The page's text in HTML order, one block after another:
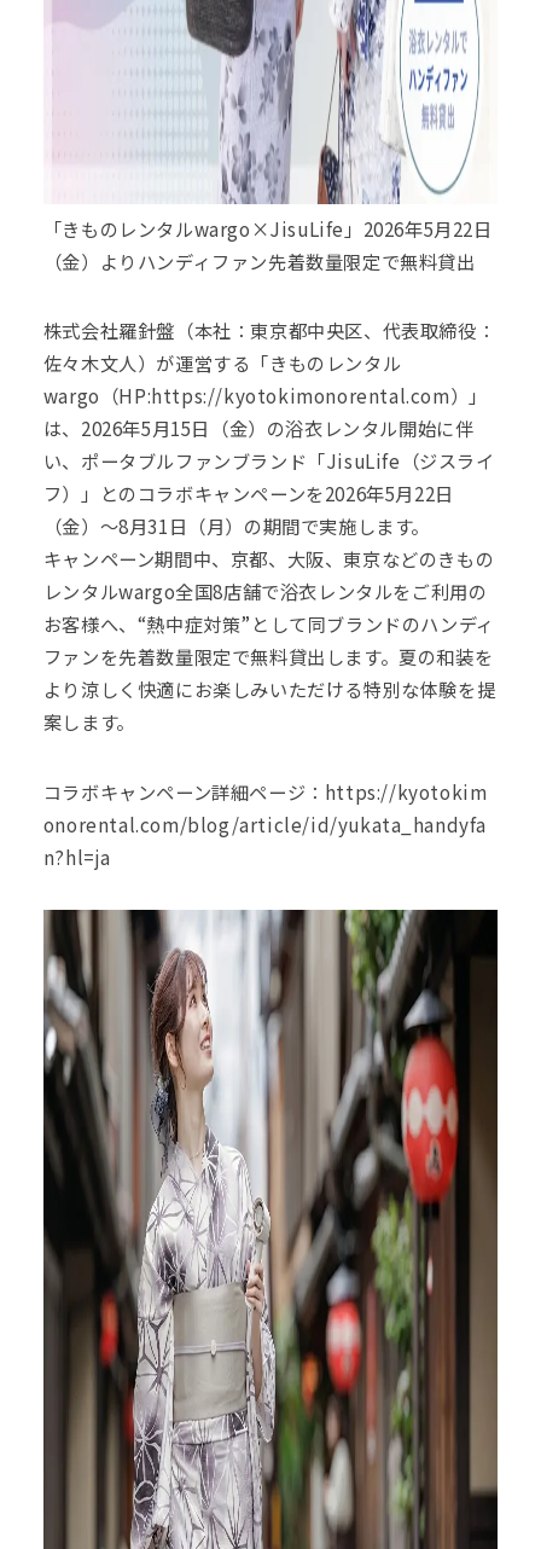
「きものレンタルwargo×JisuLife」2026年5月22日
（金）よりハンディファン先着数量限定で無料貸出
株式会社羅針盤（本社：東京都中央区、代表取締役：
佐々木文人）が運営する「きものレンタル
wargo（HP:https://kyotokimonorental.com）」
は、2026年5月15日（金）の浴衣レンタル開始に伴
い、ポータブルファンブランド「JisuLife（ジスライ
フ）」とのコラボキャンペーンを2026年5月22日
（金）～8月31日（月）の期間で実施します。
キャンペーン期間中、京都、大阪、東京などのきもの
レンタルwargo全国8店舗で浴衣レンタルをご利用の
お客様へ、“熱中症対策”として同ブランドのハンディ
ファンを先着数量限定で無料貸出します。夏の和装を
より涼しく快適にお楽しみいただける特別な体験を提
案します。
コラボキャンペーン詳細ページ： https://kyotokim
onorental.com/blog/article/id/yukata_handyfa
n?hl=ja